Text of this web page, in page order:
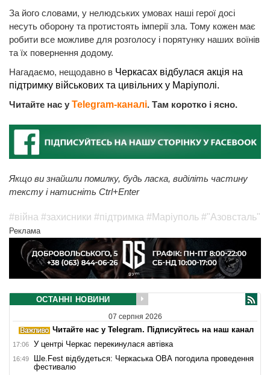
За його словами, у нелюдських умовах наші герої досі
несуть оборону та протистоять імперії зла. Тому кожен має
робити все можливе для розголосу і порятунку наших воїнів
та їх повернення додому.
Нагадаємо, нещодавно в Черкасах відбулася акція на
підтримку військових та цивільних у Маріуполі.
Читайте нас у Telegram-каналі. Там коротко і ясно.
Якщо ви знайшли помилку, будь ласка, виділіть частину
тексту і натисніть Ctrl+Enter
#війна #захисники #підтримка #Маріуполь #"Азовсталь"
Реклама
ОСТАННІ НОВИНИ
07 серпня 2026
Читайте нас у Telegram. Підписуйтесь на наш канал
17:06 У центрі Черкас перекинулася автівка
16:49
Ше.Fest відбудеться: Черкаська ОВА погодила проведення
фестивалю